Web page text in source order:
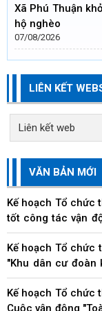
Xã Phú Thuận
hộ nghèo
07/08/2026
LIÊN KẾT
VĂN BẢN MỚI
Kế hoạch Tổ chức
tốt công tác vận
hoạt động an sinh
Kế hoạch Tổ chức
"Khu dân cư đoàn
bàn thành phố
Kế hoạch Tổ chức
Cuộc vận động